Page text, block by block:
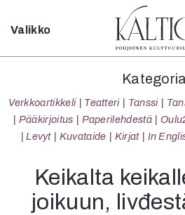
Sulje
Teatteri
Tanssi
Sarjakuva
Sámegillii
Valikko
Verkkoartikkeli Teatteri Tanssi
Pääkirjoitus
Paperilehdestä
Levyt
Kuvataide Kirjat In
Keikalta
joikuun,